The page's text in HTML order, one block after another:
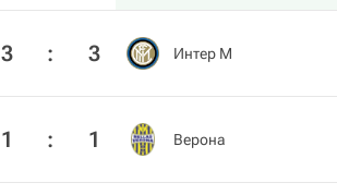
3 : 3 Интер М
1 : 1 Верона